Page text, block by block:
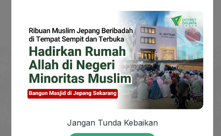
DOMPET DHUAFA adalah Lembaga Nirlaba milik
berkhidmat mengangkat harkat sosial masyarakat
Jangan Tunda Kebaikan